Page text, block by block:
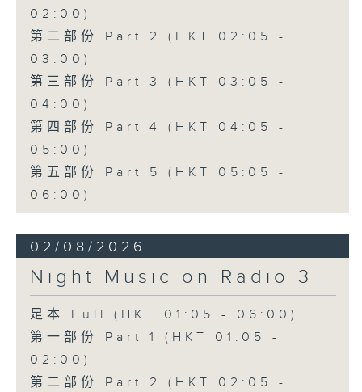
02:00)
第二部份 Part 2 (HKT 02:05 -
03:00)
第三部份 Part 3 (HKT 03:05 -
04:00)
第四部份 Part 4 (HKT 04:05 -
05:00)
第五部份 Part 5 (HKT 05:05 -
06:00)
02/08/2026
Night Music on Radio 3
足本 Full (HKT 01:05 - 06:00)
第一部份 Part 1 (HKT 01:05 -
02:00)
第二部份 Part 2 (HKT 02:05 -